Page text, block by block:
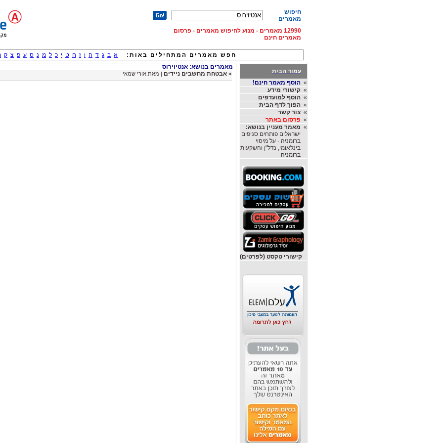
חיפוש
מאמרים
12990 מאמרים - מנוע לחיפוש מאמרים - פרסום
מאמרים חינם
חפש מאמרים המתחילים באות: א ב ג ד ה ו ז ח ט י כ ל מ נ ס ע פ צ ק
עמוד הבית
»הוסף מאמר חינם!
»קישורי מידע
»הוסף למועדפים
»הפוך לדף הבית
»צור קשר
»פרסום באתר
» מאמר מעניין בנושא:
ישראלים פותחים סניפים
ברומניה - על מיסוי
בינלאומי, נדל"ן והשקעות
ברומניה
קישורי טקסט (לפרטים)
מאמרים בנושא: אנטיוירוס
» אבטחת מחשבים ניידים | מאת:אורי שמאי